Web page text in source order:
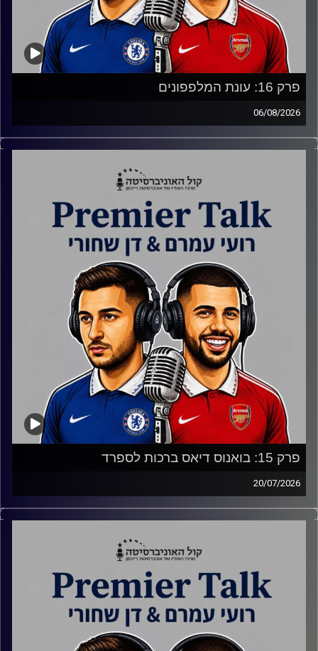
פרק 16: עונת המלפפונים
06/08/2026
כל ההעברות הכי נוצצות, מי הגיע, מי עזב ועוד כל מה שעלול
לקרות
0:13:00 מנצ'סטר סיטי
1:14:00 טוטנהאם ומנור סולומון
קרדיט תמונות:Gemini
פרק 15: בואנוס דיאס ברכות לספרד
20/07/2026
סיכום מונדיאל 2026 ופרידה מהגדול מכולם.
קרדיט תמונות:
Gemini